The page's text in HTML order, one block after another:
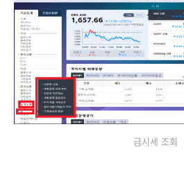
금시세 조회